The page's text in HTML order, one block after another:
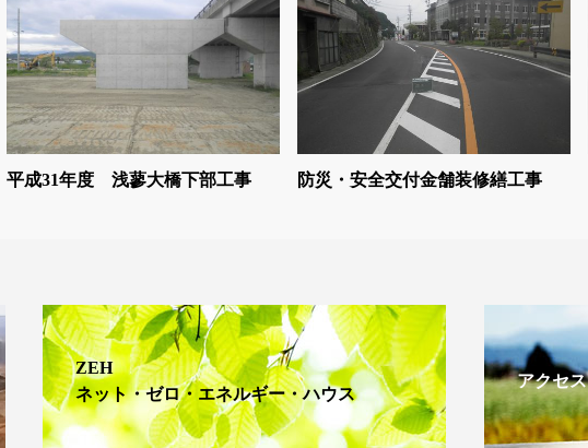
平成31年度 浅蓼大橋下部工事 防災・安全交付金舗装修繕工事
ZEH
ネット・ゼロ・エネルギー・ハウス
アクセス